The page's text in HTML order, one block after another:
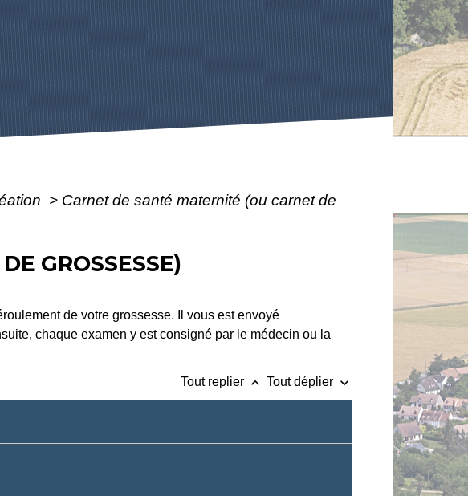
> Carnet de santé maternité (ou carnet de
GROSSESSE)
de votre grossesse. Il vous est envoyé
chaque examen y est consigné par le médecin ou la
Tout replier keyboard_arrow_up Tout déplier keyboard_arrow_down